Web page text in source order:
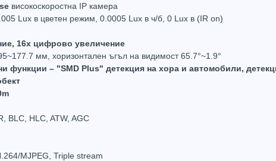
Hot
наличност Hot
високоскоростна IP камера
Lux в цветен режим, 0.0005 Lux в ч/б, 0 Lux в (IR on)
16x цифрово увеличение
мм, хоризонтален ъгъл на видимост 65.7°~1.9°
функции – "SMD Plus" детекция на хора и автомобили,
BLC, HLC, ATW, AGC
MJPEG, Triple stream